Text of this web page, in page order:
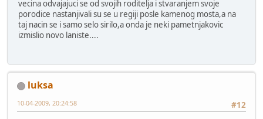
vecina odvajajuci se od svojih roditelja i stvaranjem svoje
porodice nastanjivali su se u regiji posle kamenog mosta,a na
taj nacin se i samo selo sirilo,a onda je neki pametnjakovic
izmislio novo laniste....
luksa
#12
10-04-2009, 20:24:58